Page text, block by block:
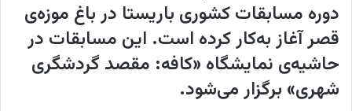
دوره مسابقات کشوری باریستا در باغ موزه‌ی
قصر آغاز به‌کار کرده است. این مسابقات در
حاشیه‌ی نمایشگاه «کافه: مقصد گردشگری
شهری» برگزار می‌شود.